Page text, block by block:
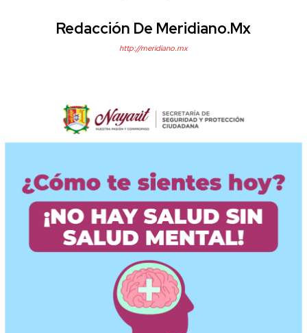
Redacción De Meridiano.mx
http://meridiano.mx